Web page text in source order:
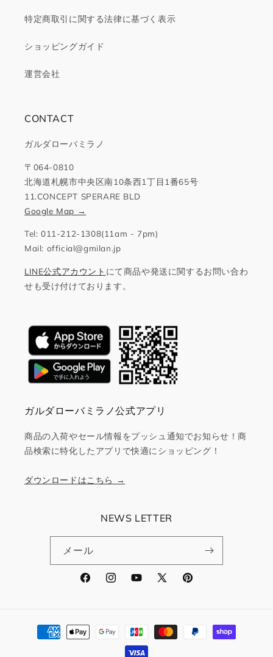
特定商取引に関する法律に基づく表示
ショッピングガイド
運営会社
CONTACT
ガルダローバミラノ
〒064-0810
北海道札幌市中央区南10条西1丁目1番65号
11.CONCEPT SPERARE BLD
Google Map →
Tel: 011-212-1308(11am - 7pm)
Mail: official@gmilan.jp
LINE公式アカウント にて商品や発送に関するお問い合わ
せも受け付けております。
ガルダローバミラノ公式アプリ
商品の入荷やセール情報をプッシュ通知でお知らせ！商
品検索に特化したアプリで快適にショッピング！
ダウンロードはこちら →
NEWS LETTER
メール
FacebookInstagramYouTube
X
Pinterest